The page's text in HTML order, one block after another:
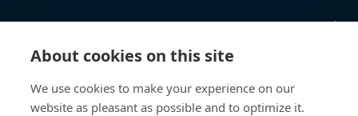
About cookies on this site
We use cookies to make your experience on our
website as pleasant as possible and to optimize it.
Kunnskapshub
Om oss